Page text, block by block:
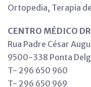
Ortopedia, Terapia
CENTRO MÉDICO
Rua Padre César
9500-338 Ponta
T- 296 650 960
T- 296 650 969